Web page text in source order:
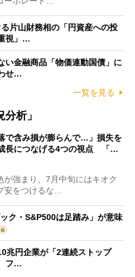
片山財務相の「円資産への投
視」…
い金融商品「物価連動国債」に
せ…
一覧を見る
析」
で含み損が膨らんで…」損失を
長につなげる4つの視点 「…
強まり、7月中旬にはキオク
安をつけるな…
ク・S&P500は足踏み」が意味
兆円企業が「2連続ストップ
フ…